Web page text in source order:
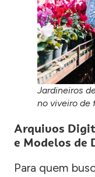
Jardineiros
no viveiro de
Arquivos
e Modelos de
Para quem